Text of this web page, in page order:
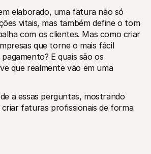
do nosso sistema
bibliotecas prontas para usar
Discord
de programadores
Mollie
história e
elaborado, uma fatura não só
vitais, mas também define o tom
com os clientes. Mas como criar
que torne o mais fácil
E quais são os
que realmente vão em uma
a essas perguntas, mostrando
faturas profissionais de forma